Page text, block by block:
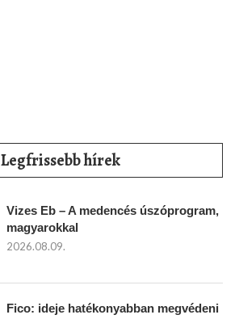
Legfrissebb hírek
Vizes Eb – A medencés úszóprogram,
magyarokkal
2026.08.09.
Fico: ideje hatékonyabban megvédeni